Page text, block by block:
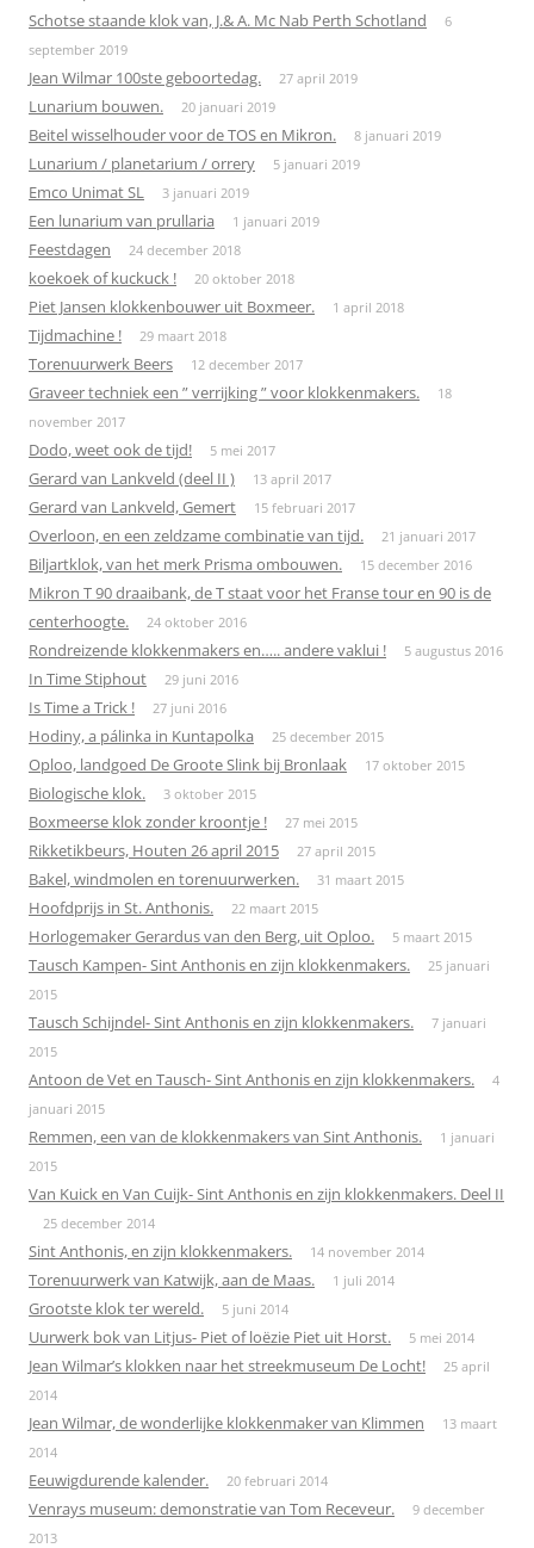
Schotse staande klok van, J.& A. Mc Nab Perth Schotland
6
september 2019
Jean Wilmar 100ste geboortedag. 27 april 2019
Lunarium bouwen. 20 januari 2019
Beitel wisselhouder voor de TOS en Mikron. 8 januari 2019
Lunarium / planetarium / orrery 5 januari 2019
Emco Unimat SL 3 januari 2019
Een lunarium van prullaria 1 januari 2019
Feestdagen 24 december 2018
koekoek of kuckuck ! 20 oktober 2018
Piet Jansen klokkenbouwer uit Boxmeer. 1 april 2018
Tijdmachine ! 29 maart 2018
Torenuurwerk Beers 12 december 2017
Graveer techniek een ” verrijking ” voor klokkenmakers.
18
november 2017
Dodo, weet ook de tijd! 5 mei 2017
Gerard van Lankveld (deel II ) 13 april 2017
Gerard van Lankveld, Gemert 15 februari 2017
Overloon, en een zeldzame combinatie van tijd. 21 januari 2017
Biljartklok, van het merk Prisma ombouwen. 15 december 2016
Mikron T 90 draaibank, de T staat voor het Franse tour en 90 is de
centerhoogte.
24 oktober 2016
Rondreizende klokkenmakers en….. andere vaklui ! 5 augustus 2016
In Time Stiphout 29 juni 2016
Is Time a Trick ! 27 juni 2016
Hodiny, a pálinka in Kuntapolka 25 december 2015
Oploo, landgoed De Groote Slink bij Bronlaak 17 oktober 2015
Biologische klok. 3 oktober 2015
Boxmeerse klok zonder kroontje ! 27 mei 2015
Rikketikbeurs, Houten 26 april 2015 27 april 2015
Bakel, windmolen en torenuurwerken. 31 maart 2015
Hoofdprijs in St. Anthonis. 22 maart 2015
Horlogemaker Gerardus van den Berg, uit Oploo. 5 maart 2015
Tausch Kampen- Sint Anthonis en zijn klokkenmakers.
25 januari
2015
Tausch Schijndel- Sint Anthonis en zijn klokkenmakers.
7 januari
2015
Antoon de Vet en Tausch- Sint Anthonis en zijn klokkenmakers.
4
januari 2015
Remmen, een van de klokkenmakers van Sint Anthonis.
1 januari
2015
Van Kuick en Van Cuijk- Sint Anthonis en zijn klokkenmakers. Deel II
25 december 2014
Sint Anthonis, en zijn klokkenmakers. 14 november 2014
Torenuurwerk van Katwijk, aan de Maas. 1 juli 2014
Grootste klok ter wereld. 5 juni 2014
Uurwerk bok van Litjus- Piet of loëzie Piet uit Horst. 5 mei 2014
Jean Wilmar’s klokken naar het streekmuseum De Locht!
25 april
2014
Jean Wilmar, de wonderlijke klokkenmaker van Klimmen
13 maart
2014
Eeuwigdurende kalender. 20 februari 2014
Venrays museum: demonstratie van Tom Receveur.
9 december
2013